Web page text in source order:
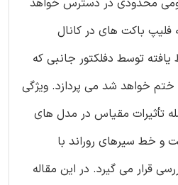
محدودی در دسترس خواهد
باکت های در کانال
توسط دفلکتور جانبی که
خواهد شد می پردازد. ویژگی
تأثیرات مقیاس در مدل های
و خط سیرهای روراند با
قرار می گیرد. در این مقاله